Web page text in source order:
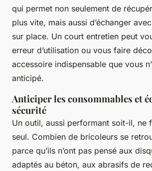
qui permet non seulement de
plus vite, mais aussi d’échanger
sur place. Un court entretien peut
erreur d’utilisation ou vous faire
accessoire indispensable que vous
anticipé.
Anticiper les consommables et
sécurité
Un outil, aussi performant soit-il, ne
seul. Combien de bricoleurs se
parce qu’ils n’ont pas pensé aux
adaptés au béton, aux abrasifs de